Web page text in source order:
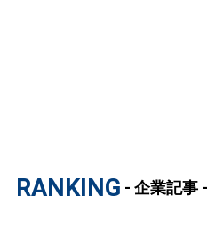
RANKING - 企業記事 -